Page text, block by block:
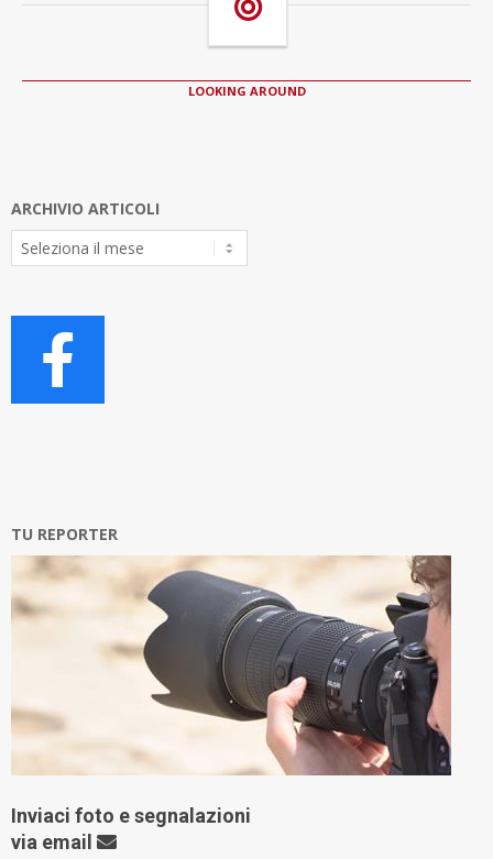
LOOKING AROUND
ARCHIVIO ARTICOLI
Archivio
Articoli
TU REPORTER
Inviaci foto e segnalazioni
via email